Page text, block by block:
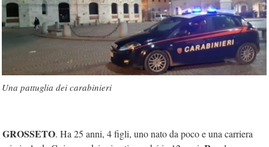
Una pattuglia dei carabinieri
GROSSETO. Ha 25 anni, 4 figli, uno nato da poco e una carriera